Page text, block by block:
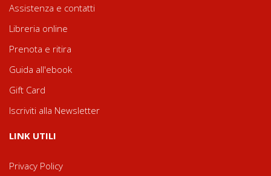
Assistenza e contatti
Libreria online
Prenota e ritira
Guida all'ebook
Gift Card
Iscriviti alla Newsletter
LINK UTILI
Privacy Policy